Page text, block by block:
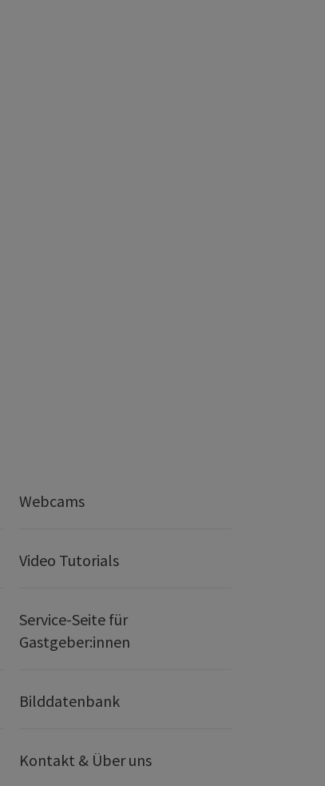
Webcams
Video Tutorials
Service-Seite für
Gastgeber:innen
Bilddatenbank
Kontakt & Über uns